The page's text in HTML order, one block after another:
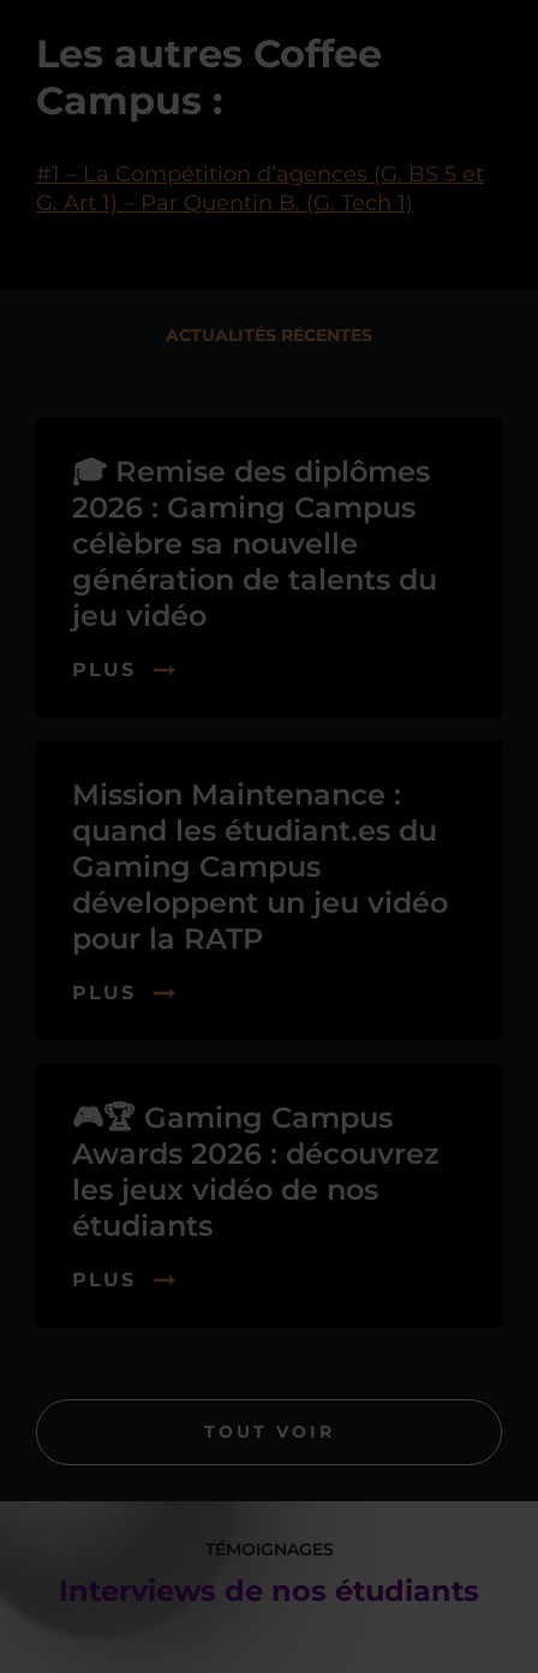
Les autres Coffee
Campus :
#1 – La Compétition d’agences (G. BS 5 et
G. Art 1) – Par Quentin B. (G. Tech 1)
ACTUALITÉS RÉCENTES
🎓 Remise des diplômes
2026 : Gaming Campus
célèbre sa nouvelle
génération de talents du
jeu vidéo
PLUS
Mission Maintenance :
quand les étudiant.es du
Gaming Campus
développent un jeu vidéo
pour la RATP
PLUS
🎮🏆 Gaming Campus
Awards 2026 : découvrez
les jeux vidéo de nos
étudiants
PLUS
TOUT VOIR
TÉMOIGNAGES
Interviews de nos étudiants